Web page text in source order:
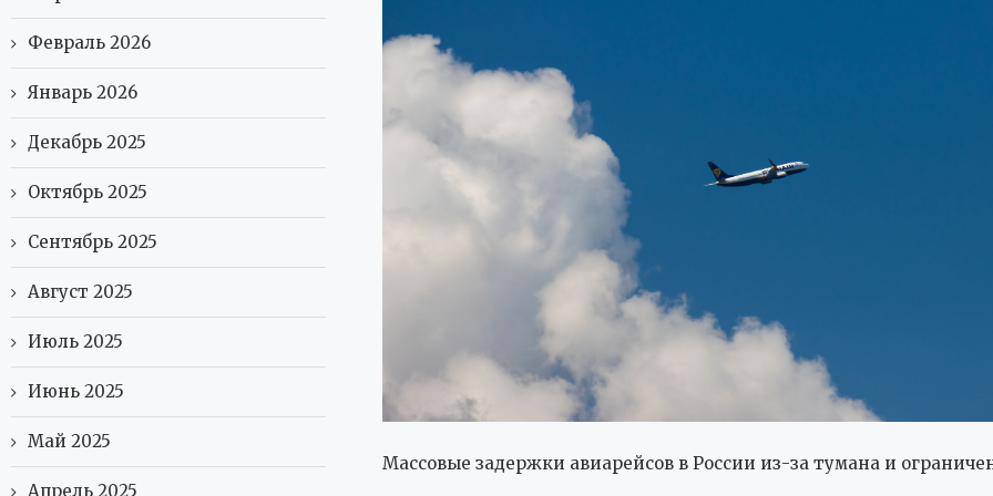
Массовые задержки авиарейсов в России из-за тумана и
Февраль 2026
Январь 2026
Декабрь 2025
Октябрь 2025
Сентябрь 2025
Август 2025
Июль 2025
Июнь 2025
Май 2025
Апрель 2025